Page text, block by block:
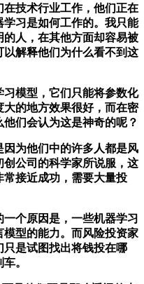
在技术行业工作，他们正在
习是如何工作的。我只能
人，在其他方面却容易被
解释他们为什么看不到这
模型，它们只能将参数化
的地方效果很好，而在密
们会认为这是神奇的呢？
为他们中的许多人都是风
公司的科学家所说服，这
接近成功，需要大量投
个原因是，一些机器学习
型的能力。而风险投资家
是试图找出将钱投在哪
。